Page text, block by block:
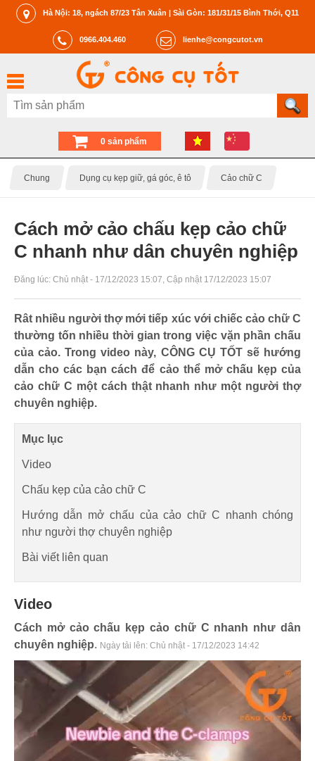
Hà Nội: 18, ngách 87/23 Tân Xuân | Sài Gòn: 181/31/15 Bình Thới, Q11
0966.404.460 lienhe@congcutot.vn
0 sản phẩm
Chung Dụng cụ kẹp giữ, gá góc, ê tô Cảo chữ C
Cách mở cảo chấu kẹp cảo chữ
C nhanh như dân chuyên nghiệp
Đăng lúc: Chủ nhật - 17/12/2023 15:07, Cập nhật 17/12/2023 15:07
Rât nhiều người thợ mới tiếp xúc với chiếc cảo chữ C
thường tốn nhiều thời gian trong việc vặn phần chấu
của cảo. Trong video này, CÔNG CỤ TỐT sẽ hướng
dẫn cho các bạn cách để cảo thể mở chấu kẹp của
cảo chữ C một cách thật nhanh như một người thợ
chuyên nghiệp.
Mục lục
Video
Chấu kẹp của cảo chữ C
Hướng dẫn mở chấu của cảo chữ C nhanh chóng
như người thợ chuyên nghiệp
Bài viết liên quan
Video
Cách mở cảo chấu kẹp cảo chữ C nhanh như dân
chuyên nghiệp. Ngày tải lên: Chủ nhật - 17/12/2023 14:42